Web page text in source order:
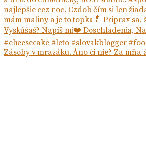
Zásoby v mrazáku. Áno či nie? Za mňa